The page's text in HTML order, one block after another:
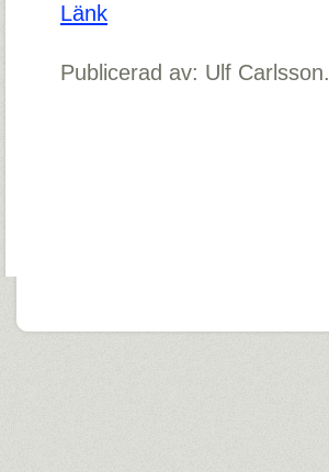
Länk
Publicerad av: Ulf Carlsson.